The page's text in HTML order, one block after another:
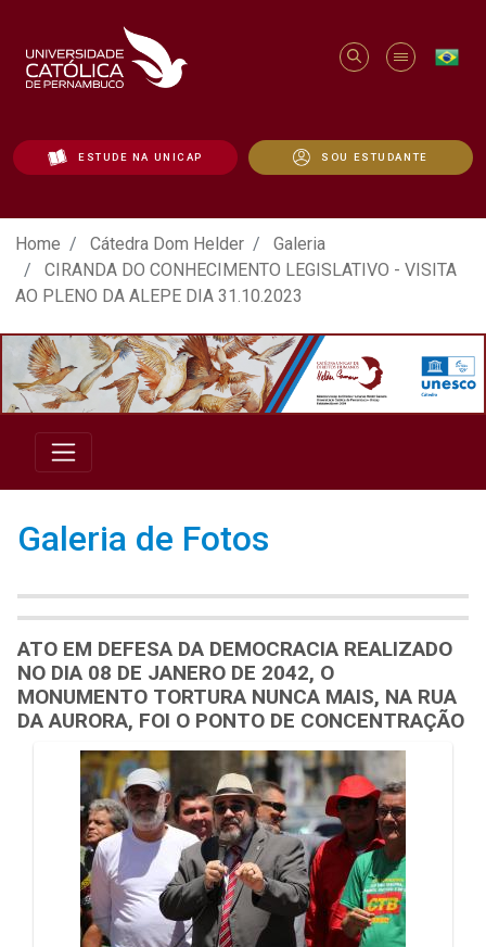
ESTUDE NA UNICAP SOU ESTUDANTE
ATO EM DEFESA DA DEMOCRACIA
Home Cátedra Dom Helder
Galeria
CIRANDA DO CONHECIMENTO LEGISLATIVO - VISITA
AO PLENO DA ALEPE DIA 31.10.2023
Galeria de Fotos
ATO EM DEFESA DA DEMOCRACIA REALIZADO
NO DIA 08 DE JANERO DE 2042, O
MONUMENTO TORTURA NUNCA MAIS, NA RUA
DA AURORA, FOI O PONTO DE CONCENTRAÇÃO
Galeria de Mídias